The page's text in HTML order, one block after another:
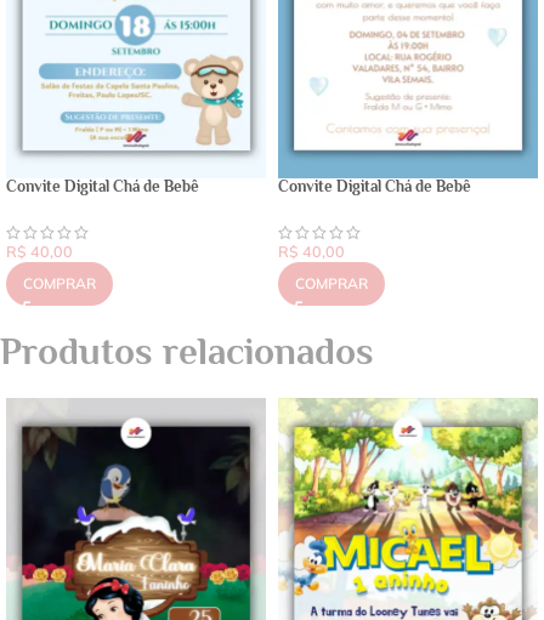
Convite Digital Chá de Bebê
R$ 40,00
COMPRAR
Convite Digital Chá de Bebê
R$ 40,00
COMPRAR
Produtos relacionados